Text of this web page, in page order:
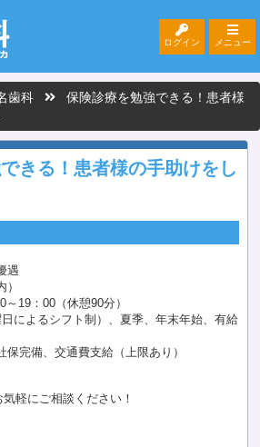
ログイン メニュー
歯科
保険診療を勉強できる！患者様
きる！患者様の手助けをし
遇
19：00（休憩90分）
によるシフト制）、夏季、年末年始、有給
完備、交通費支給（上限あり）
軽にご相談ください！